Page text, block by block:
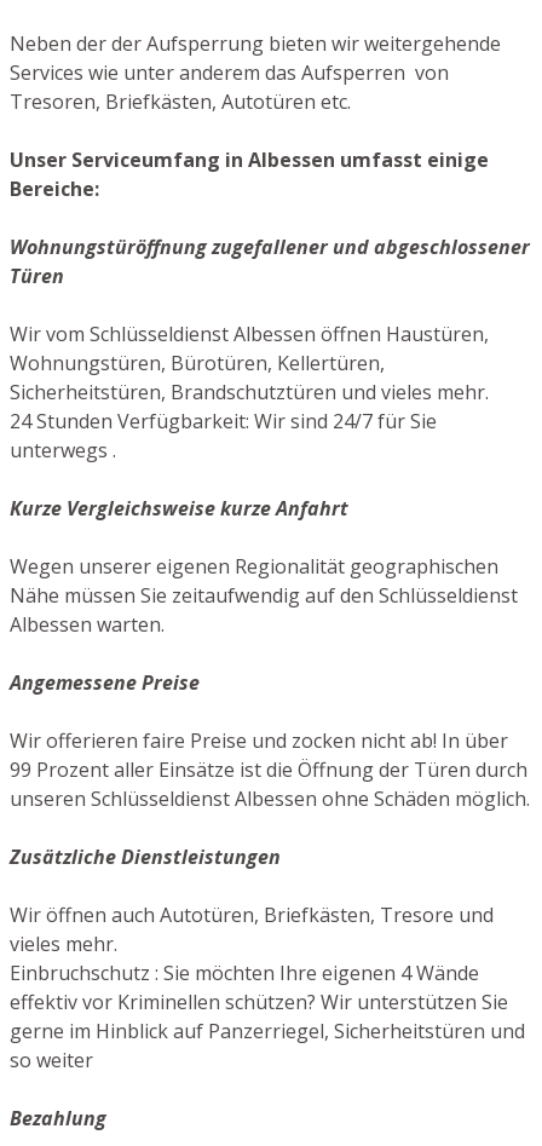
Neben der der Aufsperrung bieten wir weitergehende
Services wie unter anderem das Aufsperren von
Tresoren, Briefkästen, Autotüren etc.
Unser Serviceumfang in Albessen umfasst einige
Bereiche:
Wohnungstüröffnung zugefallener und abgeschlossener
Türen
Wir vom Schlüsseldienst Albessen öffnen Haustüren,
Wohnungstüren, Bürotüren, Kellertüren,
Sicherheitstüren, Brandschutztüren und vieles mehr.
24 Stunden Verfügbarkeit: Wir sind 24/7 für Sie
unterwegs .
Kurze Vergleichsweise kurze Anfahrt
Wegen unserer eigenen Regionalität geographischen
Nähe müssen Sie zeitaufwendig auf den Schlüsseldienst
Albessen warten.
Angemessene Preise
Wir offerieren faire Preise und zocken nicht ab! In über
99 Prozent aller Einsätze ist die Öffnung der Türen durch
unseren Schlüsseldienst Albessen ohne Schäden möglich.
Zusätzliche Dienstleistungen
Wir öffnen auch Autotüren, Briefkästen, Tresore und
vieles mehr.
Einbruchschutz : Sie möchten Ihre eigenen 4 Wände
effektiv vor Kriminellen schützen? Wir unterstützen Sie
gerne im Hinblick auf Panzerriegel, Sicherheitstüren und
so weiter
Bezahlung